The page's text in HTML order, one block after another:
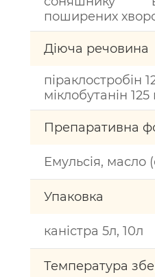
поширених
Діюча речовина
піраклостробін
міклобутанін 125
Препаративна
Емульсія, масло
Упаковка
каністра 5л, 10л
Температура